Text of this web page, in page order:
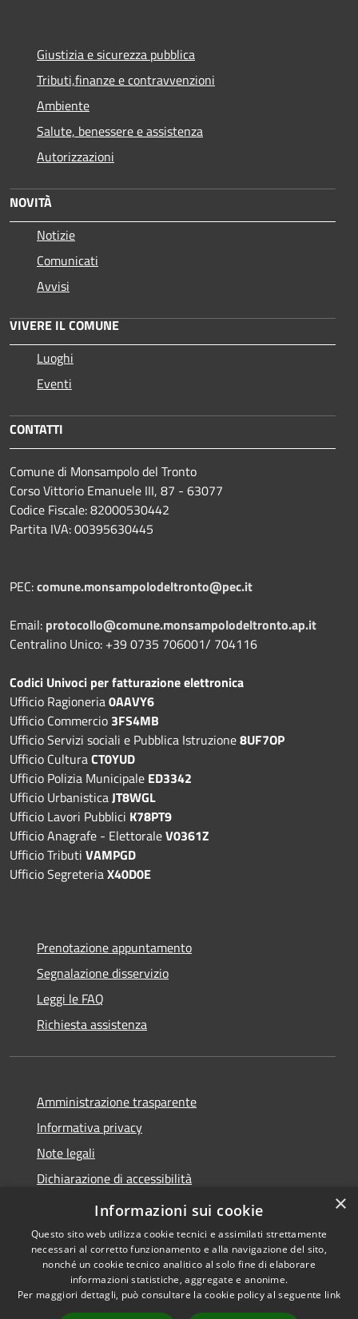
Giustizia e sicurezza pubblica
Tributi,finanze e contravvenzioni
Ambiente
Salute, benessere e assistenza
Autorizzazioni
NOVITÀ
Notizie
Comunicati
Avvisi
VIVERE IL COMUNE
Luoghi
Eventi
CONTATTI
Comune di Monsampolo del Tronto
Corso Vittorio Emanuele III, 87 - 63077
Codice Fiscale: 82000530442
Partita IVA: 00395630445
PEC:comune.monsampolodeltronto@pec.it
Email: protocollo@comune.monsampolodeltronto.ap.it
Centralino Unico: +39 0735 706001/ 704116
Codici Univoci per fatturazione elettronica
Ufficio Ragioneria0AAVY6
Ufficio Commercio 3FS4MB
Ufficio Servizi sociali e Pubblica Istruzione8UF7OP
Ufficio CulturaCT0YUD
Ufficio Polizia Municipale ED3342
Ufficio UrbanisticaJT8WGL
Ufficio Lavori Pubblici K78PT9
Ufficio Anagrafe - ElettoraleV0361Z
Ufficio Tributi VAMPGD
Ufficio SegreteriaX40D0E
Prenotazione appuntamento
Segnalazione disservizio
Leggi le FAQ
Richiesta assistenza
Amministrazione trasparente
Informativa privacy
Note legali
Dichiarazione di accessibilità
RSS
Accessibilità
Privacy
Dichiarazione Accessibilità
Amministrazione
trasparente
×
Informazioni sui cookie
Questo sito web utilizza cookie tecnici e assimilati strettamente
necessari al corretto funzionamento e alla navigazione del sito,
nonché un cookie tecnico analitico al solo fine di elaborare
informazioni statistiche, aggregate e anonime.
Per maggiori dettagli, può consultare la cookie policy al seguente link